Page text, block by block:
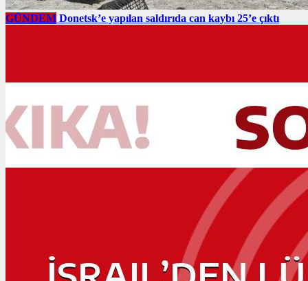
GÜNDEM Donetsk’e yapılan saldırıda can kaybı 25’e çıktı